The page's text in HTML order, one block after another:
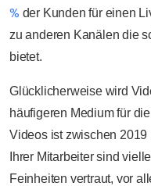
% der Kunden für einen
zu anderen Kanälen die
bietet.
Glücklicherweise wird
häufigeren Medium für
Videos ist zwischen
Ihrer Mitarbeiter sind
Feinheiten vertraut, vor